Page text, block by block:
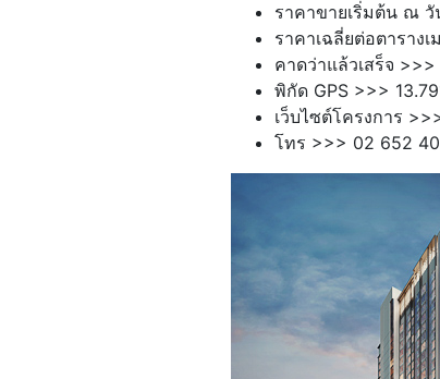
ราคาขายเริ่มต้น ณ
ราคาเฉลี่ยต่อตาราง
คาดว่าแล้วเสร็จ
พิกัด GPS >>>
เว็บไซต์โครงการ
โทร >>> 02 652